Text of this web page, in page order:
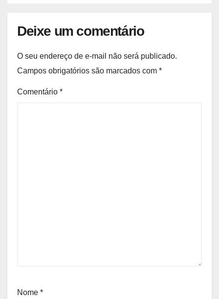
Deixe um comentário
O seu endereço de e-mail não será publicado.
Campos obrigatórios são marcados com *
Comentário *
Nome *